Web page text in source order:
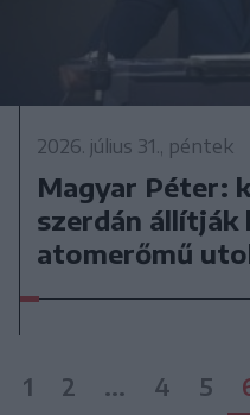
2026. július 31., péntek
Magyar Péter:
szerdán állítják
atomerőmű
1 2 ... 4 5